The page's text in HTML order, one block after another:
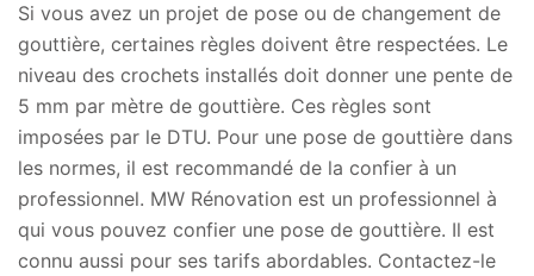
Si vous avez un projet de pose ou de changement de
gouttière, certaines règles doivent être respectées. Le
niveau des crochets installés doit donner une pente de
5 mm par mètre de gouttière. Ces règles sont
imposées par le DTU. Pour une pose de gouttière dans
les normes, il est recommandé de la confier à un
professionnel. MW Rénovation est un professionnel à
qui vous pouvez confier une pose de gouttière. Il est
connu aussi pour ses tarifs abordables. Contactez-le